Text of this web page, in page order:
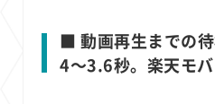
■ 動画再生までの
4～3.6秒。楽天モバ